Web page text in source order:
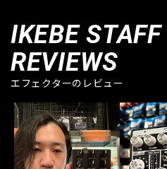
IKEBE STAFF
REVIEWS
エフェクターのレビュー